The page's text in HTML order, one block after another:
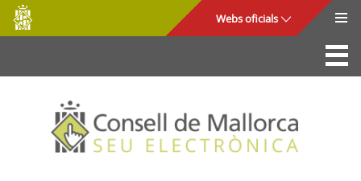
Salta al contingut principal
Consell
de
Mallorca
Webs oficials
La Seu
Consell de Mallorca
Accés i seguretat